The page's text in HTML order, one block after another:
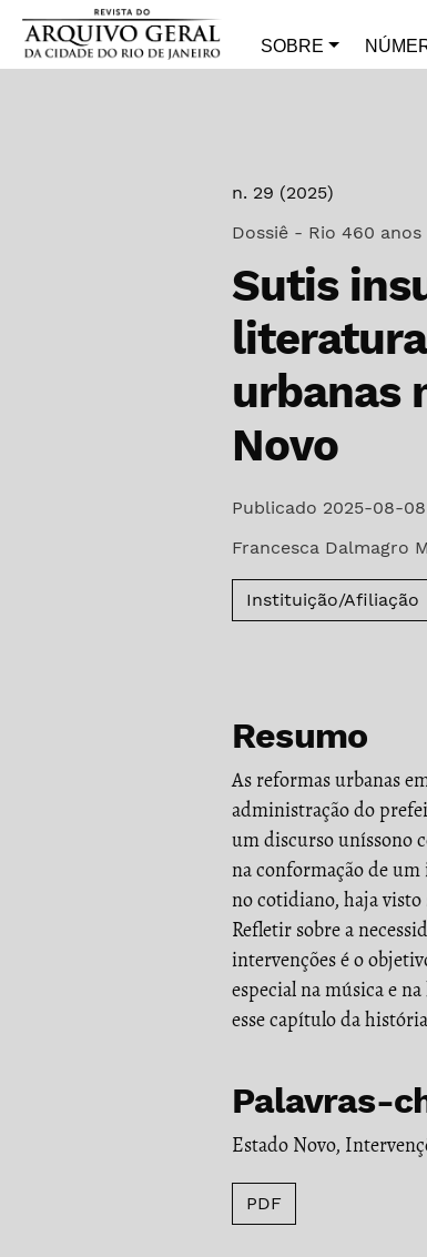
Ir para o menu de navegação principal
Ir para o conteúdo principal
Ir para o rodapé
SOBRE
n. 29 (2025)
Dossiê - Rio 460
Sutis
urbanas
Novo
Publicado 2025-08-08
Francesca Dalmagro
Instituição/Afiliação
Resumo
As reformas urbanas
administração do
um discurso uníssono
na conformação de um
no cotidiano, haja
Refletir sobre a
intervenções é o
especial na música e
esse capítulo da
Palavras-
Estado Novo,
PDF